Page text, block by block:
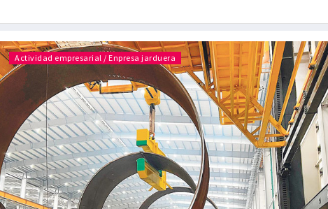
Actividad empresarial / Enpresa jarduera